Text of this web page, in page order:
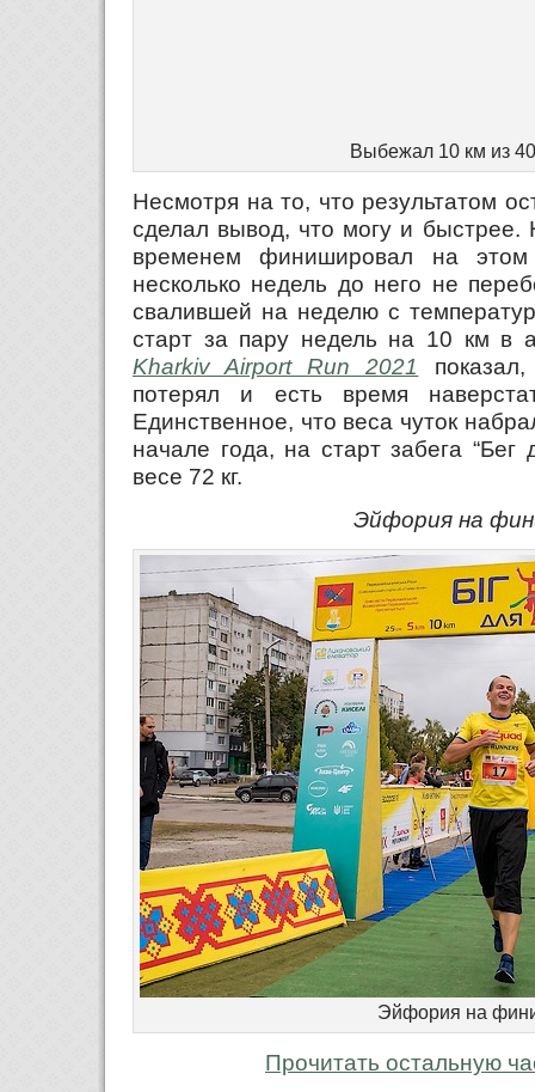
Выбежал 10 км из
Несмотря на то, что результатом
сделал вывод, что могу и быстрее.
временем финишировал на
несколько недель до него не
свалившей на неделю с
старт за пару недель на 10 км в
Kharkiv Airport Run 2021
потерял и есть время
Единственное, что веса чуток
начале года, на старт забега
весе 72 кг.
Эйфория на
Эйфория на
Прочитать остальную